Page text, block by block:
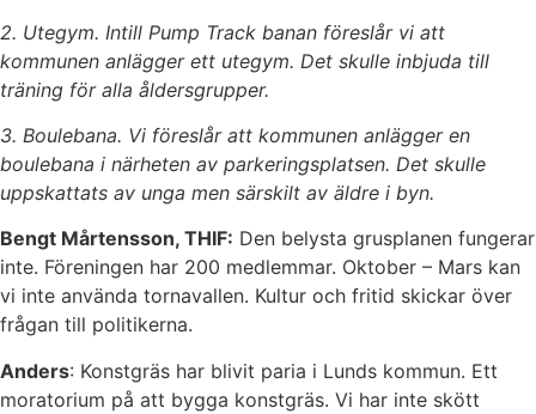
2. Utegym. Intill Pump Track banan föreslår vi att
kommunen anlägger ett utegym. Det skulle inbjuda till
träning för alla åldersgrupper.
3. Boulebana. Vi föreslår att kommunen anlägger en
boulebana i närheten av parkeringsplatsen. Det skulle
uppskattats av unga men särskilt av äldre i byn.
Bengt Mårtensson, THIF: Den belysta grusplanen fungerar
inte. Föreningen har 200 medlemmar. Oktober – Mars kan
vi inte använda tornavallen. Kultur och fritid skickar över
frågan till politikerna.
Anders: Konstgräs har blivit paria i Lunds kommun. Ett
moratorium på att bygga konstgräs. Vi har inte skött